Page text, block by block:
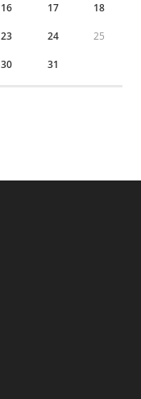
16 17 18
23 24 25
30 31